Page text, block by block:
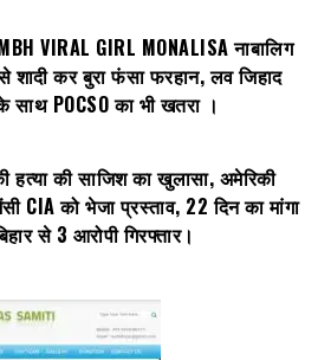
VIRAL GIRL MONALISA नाबालिग
शादी कर बुरा फंसा फरहान, लव जिहाद
साथ POCSO का भी खतरा ।
हत्या की साजिश का खुलासा, अमेरिकी
CIA को भेजा प्रस्ताव, 22 दिन का मांगा
से 3 आरोपी गिरफ्तार।